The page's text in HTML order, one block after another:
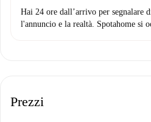
Hai 24 ore dall’arrivo per segnalare
l'annuncio e la realtà. Spotahome si
Prezzi